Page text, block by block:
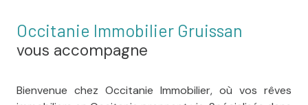
Occitanie Immobilier Gruissan
vous accompagne
Bienvenue chez Occitanie Immobilier, où vos rêves